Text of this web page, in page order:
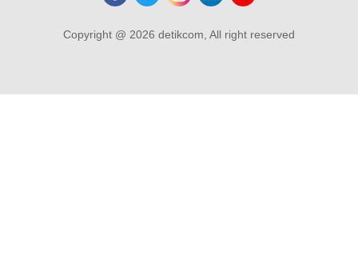
Copyright @ 2026 detikcom, All right reserved